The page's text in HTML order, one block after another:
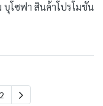
บุโซฟา สินค้าโปรโมชัน